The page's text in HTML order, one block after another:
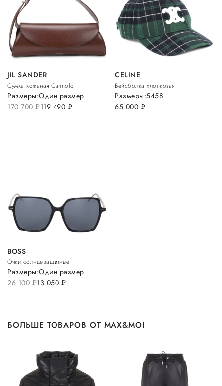
JIL SANDER
Сумка кожаная Cannolo
170 700руб.119 490 руб.
Размеры:Один размер
CELINE
Бейсболка хлопковая
65 000 руб.
Размеры:5458
BOSS
Очки солнцезащитные
26 100руб.13 050 руб.
Размеры:Один размер
БОЛЬШЕ ТОВАРОВ ОТ MAX&MOI